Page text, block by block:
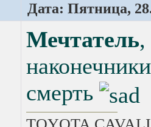
Дата: Пятница,
Мечтатель,
смерть